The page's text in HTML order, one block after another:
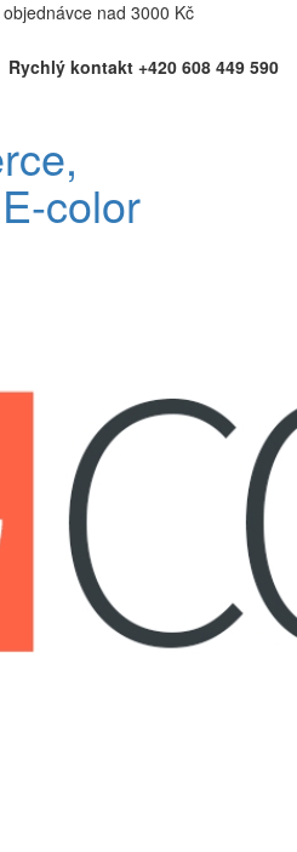
nad 3000 Kč
Rychlý kontakt +420 608 449 590
color